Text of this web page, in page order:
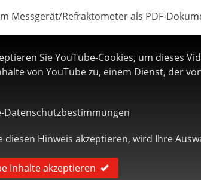
Messgerät/Refraktometer als PDF-
Sie YouTube-Cookies, um dieses
von YouTube zu, einem Dienst, der
Datenschutzbestimmungen
diesen Hinweis akzeptieren, wird Ihre
Inhalte akzeptieren